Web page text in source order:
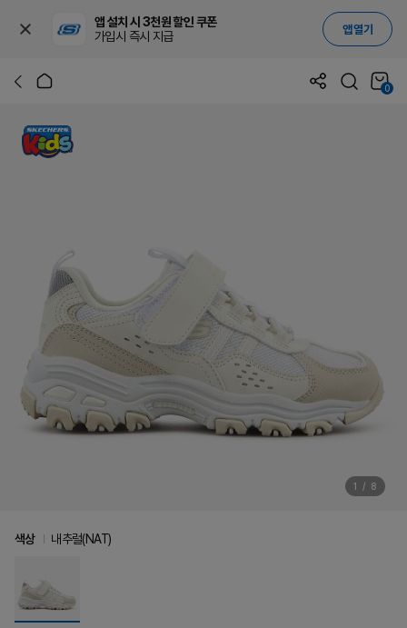
앱 설치 시 3천원 할인 쿠폰
가입시 즉시 지급
앱 열기
0
1 / 8
색상 내추럴(NAT)